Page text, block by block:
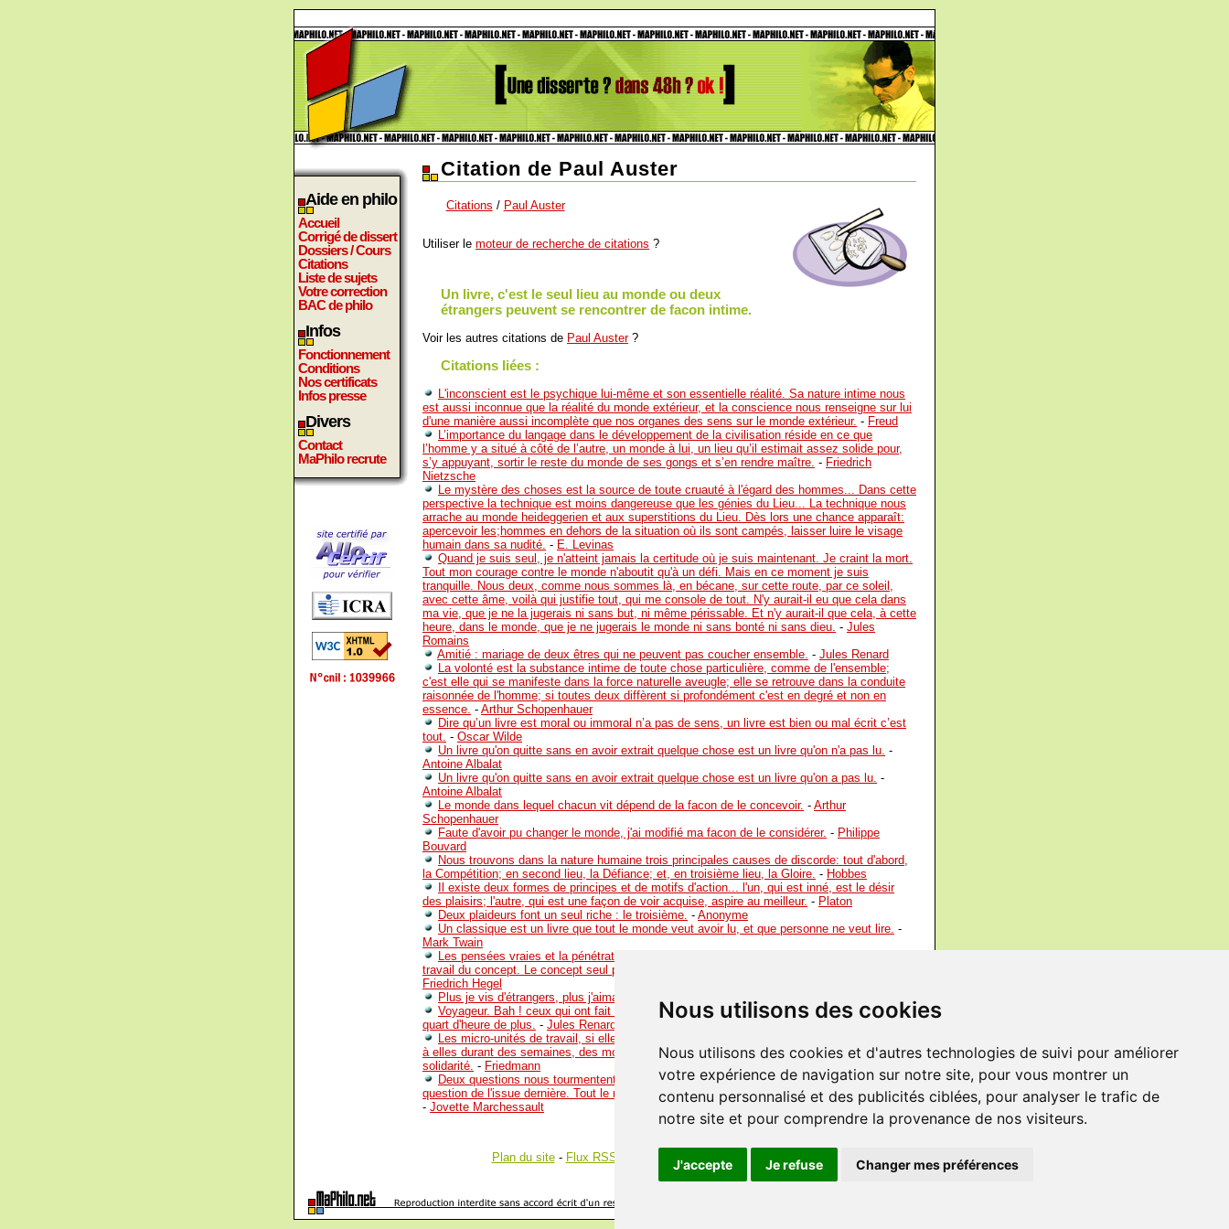
Nous utilisons des cookies
Nous utilisons des cookies et d'autres technologies de suivi pour améliorer
votre expérience de navigation sur notre site, pour vous montrer un
contenu personnalisé et des publicités ciblées, pour analyser le trafic de
notre site et pour comprendre la provenance de nos visiteurs.
J'accepte Je refuse Changer mes préférences
Aide en philo
Accueil
Corrigé de dissert
Dossiers / Cours
Citations
Liste de sujets
Votre correction
BAC de philo
Infos
Fonctionnement
Conditions
Nos certificats
Infos presse
Divers
Contact
MaPhilo recrute
Citation de Paul Auster
Citations / Paul Auster
Utiliser le moteur de recherche de citations ?
Un livre, c'est le seul lieu au monde ou deux
étrangers peuvent se rencontrer de facon intime.
Voir les autres citations de Paul Auster?
Citations liées :
L'inconscient est le psychique lui-même et son essentielle réalité. Sa nature intime nous
est aussi inconnue que la réalité du monde extérieur, et la conscience nous renseigne sur lui
d'une manière aussi incomplète que nos organes des sens sur le monde extérieur. - Freud
L’importance du langage dans le développement de la civilisation réside en ce que
l’homme y a situé à côté de l’autre, un monde à lui, un lieu qu’il estimait assez solide pour,
s’y appuyant, sortir le reste du monde de ses gongs et s’en rendre maître. - Friedrich
Nietzsche
Le mystère des choses est la source de toute cruauté à l'égard des hommes... Dans cette
perspective la technique est moins dangereuse que les génies du Lieu... La technique nous
arrache au monde heideggerien et aux superstitions du Lieu. Dès lors une chance apparaît:
apercevoir les;hommes en dehors de la situation où ils sont campés, laisser luire le visage
humain dans sa nudité. - E. Levinas
Quand je suis seul, je n'atteint jamais la certitude où je suis maintenant. Je craint la mort.
Tout mon courage contre le monde n'aboutit qu'à un défi. Mais en ce moment je suis
tranquille. Nous deux, comme nous sommes là, en bécane, sur cette route, par ce soleil,
avec cette âme, voilà qui justifie tout, qui me console de tout. N'y aurait-il eu que cela dans
ma vie, que je ne la jugerais ni sans but, ni même périssable. Et n'y aurait-il que cela, à cette
heure, dans le monde, que je ne jugerais le monde ni sans bonté ni sans dieu. - Jules
Romains
Amitié : mariage de deux êtres qui ne peuvent pas coucher ensemble. - Jules Renard
La volonté est la substance intime de toute chose particulière, comme de l'ensemble;
c'est elle qui se manifeste dans la force naturelle aveugle; elle se retrouve dans la conduite
raisonnée de l'homme; si toutes deux diffèrent si profondément c'est en degré et non en
essence. - Arthur Schopenhauer
Dire qu’un livre est moral ou immoral n’a pas de sens, un livre est bien ou mal écrit c’est
tout. - Oscar Wilde
Un livre qu'on quitte sans en avoir extrait quelque chose est un livre qu'on n'a pas lu. -
Antoine Albalat
Un livre qu'on quitte sans en avoir extrait quelque chose est un livre qu'on a pas lu. -
Antoine Albalat
Le monde dans lequel chacun vit dépend de la facon de le concevoir. - Arthur
Schopenhauer
Faute d'avoir pu changer le monde, j'ai modifié ma facon de le considérer. - Philippe
Bouvard
Nous trouvons dans la nature humaine trois principales causes de discorde: tout d'abord,
la Compétition; en second lieu, la Défiance; et, en troisième lieu, la Gloire. - Hobbes
Il existe deux formes de principes et de motifs d'action... l'un, qui est inné, est le désir
des plaisirs; l'autre, qui est une façon de voir acquise, aspire au meilleur. - Platon
Deux plaideurs font un seul riche : le troisième. - Anonyme
Un classique est un livre que tout le monde veut avoir lu, et que personne ne veut lire. -
Mark Twain
Les pensées vraies et la pénétration scientifique peuvent seulement se gagner par le
travail du concept. Le concept seul peut produire l'universalité du savoir.
Friedrich Hegel
Plus je vis d'étrangers, plus j'aimai ma patrie.
Dormont de Belloy
Voyageur. Bah ! ceux qui ont fait le tour du monde peuvent faire durer leur conversation un
quart d'heure de plus. - Jules Renard
Les micro-unités de travail, si elles constituent le seul lot de l'ouvrier et de l'ouvrière rivés
à elles durant des semaines, des mois, des années, ne peuvent être transfigurés par la
solidarité. - Friedmann
Deux questions nous tourmentent : la question de l'origine, du commencement et la
question de l'issue dernière. Tout le reste n'est que remplissage et facon de passer le temps.
- Jovette Marchessault
Plan du site- Flux RSS Gestion des cookies